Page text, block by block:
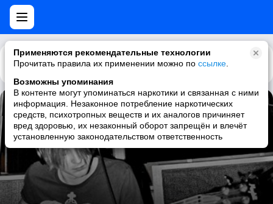
Применяются рекомендательные технологии
Прочитать правила их применении можно по ссылке
Возможны упоминания
В контенте могут упоминаться наркотики и связанная с ними
информация. Незаконное потребление наркотических
средств, психотропных веществ и их аналогов причиняет
вред здоровью, их незаконный оборот запрещён и влечёт
установленную законодательством ответственность
Каталог Рекомендации
Beggin'
Bertolf